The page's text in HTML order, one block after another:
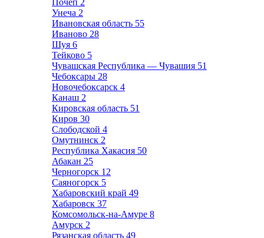
Почеп 2
Унеча 2
Ивановская область 55
Иваново 28
Шуя 6
Тейково 5
Чувашская Республика — Чувашия 51
Чебоксары 28
Новочебоксарск 4
Канаш 2
Кировская область 51
Киров 30
Слободской 4
Омутнинск 2
Республика Хакасия 50
Абакан 25
Черногорск 12
Саяногорск 5
Хабаровский край 49
Хабаровск 37
Комсомольск-на-Амуре 8
Амурск 2
Рязанская область 49